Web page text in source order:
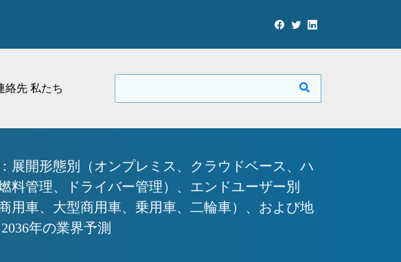
絡先 私たち
展開形態別（オンプレミス、クラウドベース、ハ
料管理、ドライバー管理）、エンドユーザー別
用車、大型商用車、乗用車、二輪車）、および地
年の業界予測